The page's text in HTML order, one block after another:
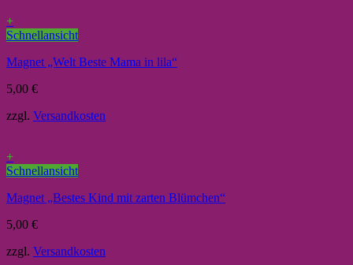
+
Schnellansicht
Magnet „Welt Beste Mama in lila“
5,00 €
zzgl. Versandkosten
+
Schnellansicht
Magnet „Bestes Kind mit zarten Blümchen“
5,00 €
zzgl. Versandkosten